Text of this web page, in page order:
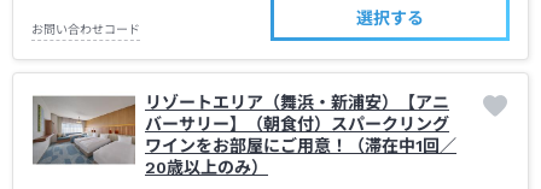
お問い合わせコード
選択する
リゾートエリア（舞浜・新浦安）【アニ
バーサリー】（朝食付）スパークリング
ワインをお部屋にご用意！（滞在中1回／
20歳以上のみ）